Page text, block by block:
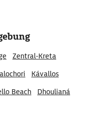
Zentral-Kreta
Kávallos
Beach
Dhoulianá